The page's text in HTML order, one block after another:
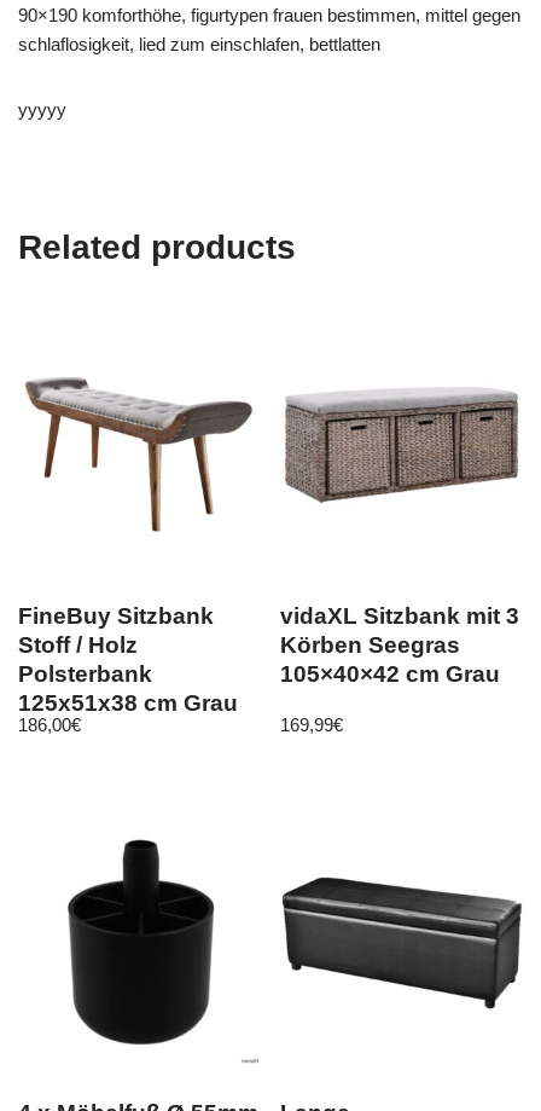
90×190 komforthöhe, figurtypen frauen bestimmen, mittel gegen
schlaflosigkeit, lied zum einschlafen, bettlatten
yyyyy
Related products
FineBuy Sitzbank
Stoff / Holz
Polsterbank
125x51x38 cm Grau
Bettbank Flurbank
186,00€
vidaXL Sitzbank mit 3
Körben Seegras
105×40×42 cm Grau
169,99€